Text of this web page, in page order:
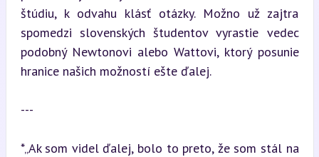
štúdiu, k odvahu klásť otázky. Možno už zajtra
spomedzi slovenských študentov vyrastie vedec
podobný Newtonovi alebo Wattovi, ktorý posunie
hranice našich možností ešte ďalej.
---
*„Ak som videl ďalej, bolo to preto, že som stál na